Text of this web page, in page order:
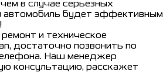
в случае серьезных
будет эффективным
и техническое
достаточно позвонить по
Наш менеджер
консультацию, расскажет